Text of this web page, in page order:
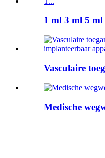
1 ml 3 ml 5
Vasculaire
Medische